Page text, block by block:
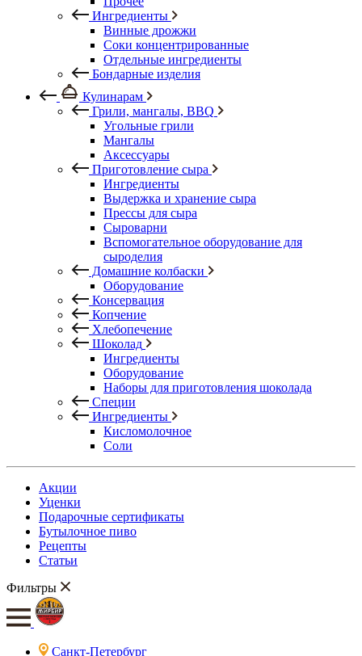
Ингредиенты
Винные дрожжи
Соки концентрированные
Отдельные ингредиенты
Бондарные изделия
Кулинарам
Грили, мангалы, BBQ
Угольные грили
Мангалы
Аксессуары
Приготовление сыра
Ингредиенты
Выдержка и хранение сыра
Прессы для сыра
Сыроварни
Вспомогательное оборудование для
сыроделия
Домашние колбаски
Оборудование
Консервация
Копчение
Хлебопечение
Шоколад
Ингредиенты
Оборудование
Наборы для приготовления шоколада
Специи
Ингредиенты
Кисломолочное
Соли
Акции
Уценки
Подарочные сертификаты
Бутылочное пиво
Рецепты
Статьи
Фильтры
Санкт-Петербург